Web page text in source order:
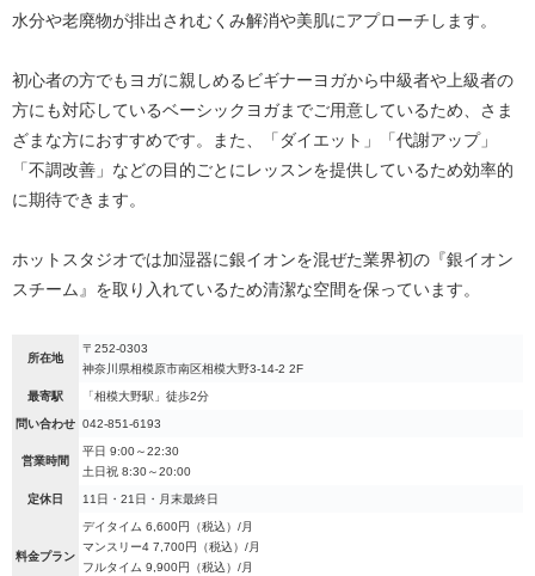
水分や老廃物が排出されむくみ解消や美肌にアプローチします。
初心者の方でもヨガに親しめるビギナーヨガから中級者や上級者の
方にも対応しているベーシックヨガまでご用意しているため、さま
ざまな方におすすめです。また、「ダイエット」「代謝アップ」
「不調改善」などの目的ごとにレッスンを提供しているため効率的
に期待できます。
ホットスタジオでは加湿器に銀イオンを混ぜた業界初の『銀イオン
スチーム』を取り入れているため清潔な空間を保っています。
所在地
〒252-0303
神奈川県相模原市南区相模大野3-14-2 2F
最寄駅 「相模大野駅」徒歩2分
問い合わせ 042-851-6193
営業時間
平日 9:00～22:30
土日祝 8:30～20:00
定休日 11日・21日・月末最終日
料金プラン
デイタイム 6,600円（税込）/月
マンスリー4 7,700円（税込）/月
フルタイム 9,900円（税込）/月